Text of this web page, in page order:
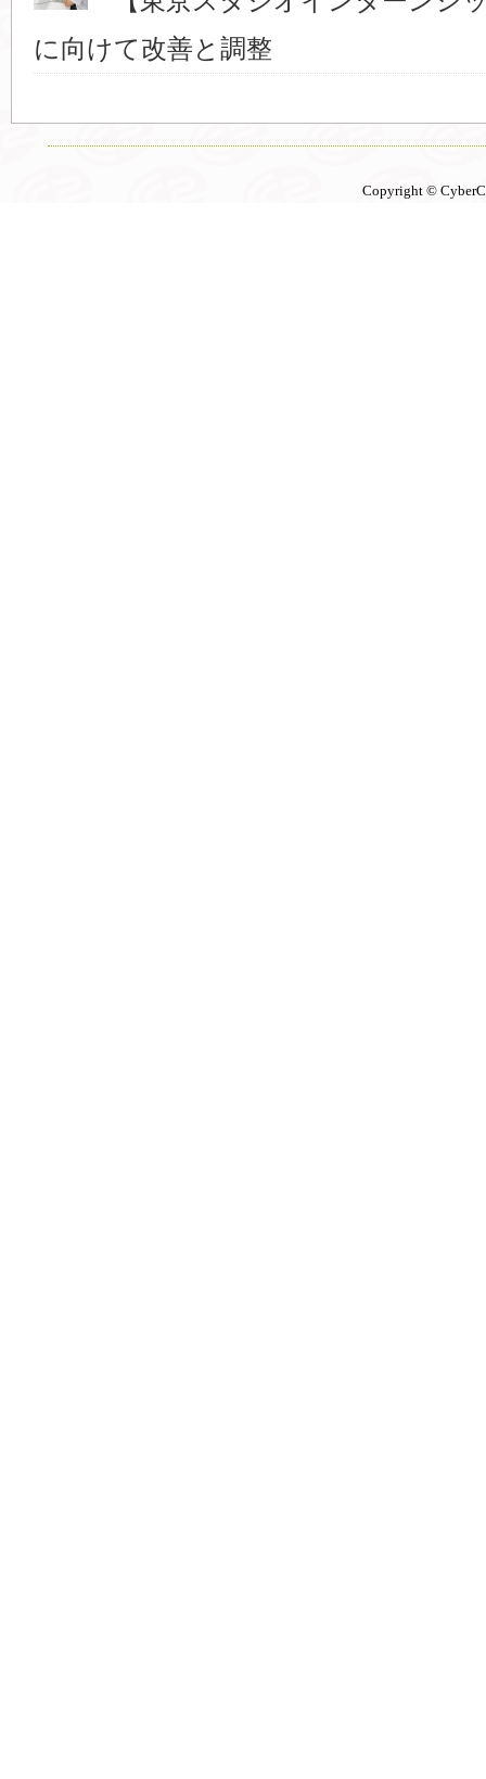
に向けて改善と調整
Copyright ©